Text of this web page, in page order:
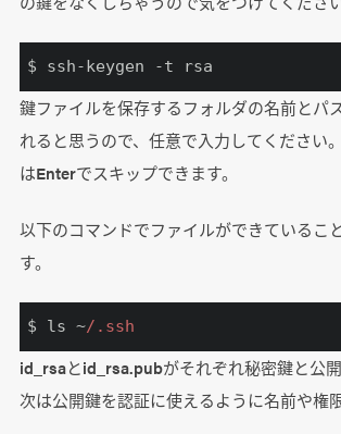
$ ssh-keygen -t rsa
鍵ファイルを保存するフォルダの名前とパ
れると思うので、任意で入力してください
はEnterでスキップできます。
以下のコマンドでファイルができているこ
す。
$ ls ~/.ssh
id_rsaとid_rsa.pubがそれぞれ秘密鍵と公開
次は公開鍵を認証に使えるように名前や権